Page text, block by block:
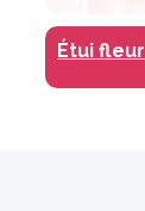
Étui fleur